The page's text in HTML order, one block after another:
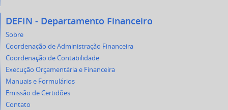
DEFIN - Departamento Financeiro
Sobre
Coordenação de Administração Financeira
Coordenação de Contabilidade
Execução Orçamentária e Financeira
Manuais e Formulários
Emissão de Certidões
Contato